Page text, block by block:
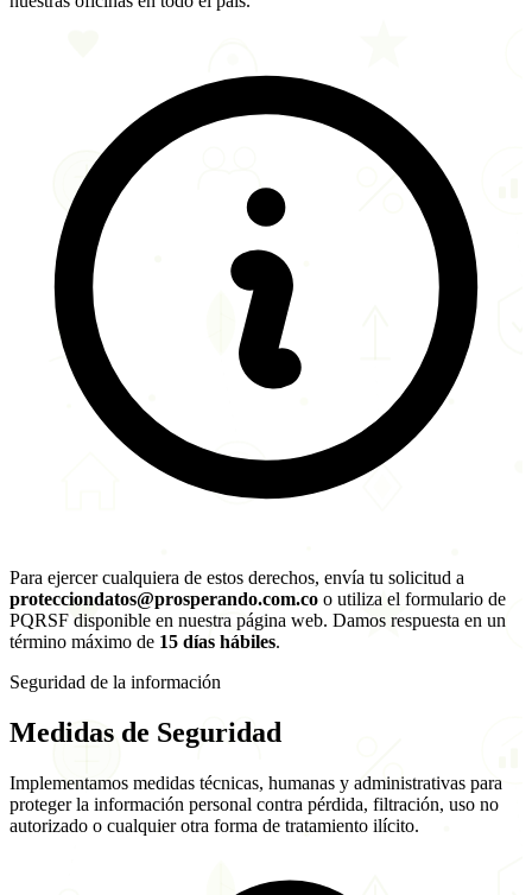
Para ejercer cualquiera de estos derechos, envía tu solicitud a
protecciondatos@prosperando.com.co o utiliza el formulario de
PQRSF disponible en nuestra página web. Damos respuesta en un
término máximo de 15 días hábiles.
Seguridad de la información
Medidas de Seguridad
Implementamos medidas técnicas, humanas y administrativas para
proteger la información personal contra pérdida, filtración, uso no
autorizado o cualquier otra forma de tratamiento ilícito.